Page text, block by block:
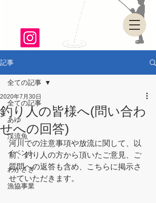
山形県・県南漁業協同組合
記事
全ての記事
あゆ
渓流魚
イベント
わかさぎ
漁協事業
全ての記事
釣り人の皆様へ(問い合わ
せへの回答)
2020年7月30日
河川での注意事項や放流に関して、以
前、釣り人の方から頂いたご意見、ご
質問への返答も含め、こちらに掲示さ
せていただきます。